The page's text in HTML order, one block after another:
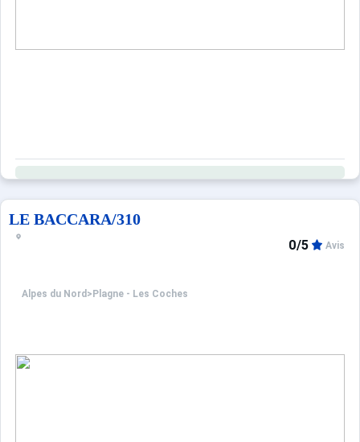
LE BACCARA/310
Alpes du Nord > Plagne - Les Coches
0/5 Avis